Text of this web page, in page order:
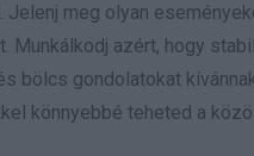
meg olyan
azért, hogy
bölcs gondolatokat
könnyebbé teheted a